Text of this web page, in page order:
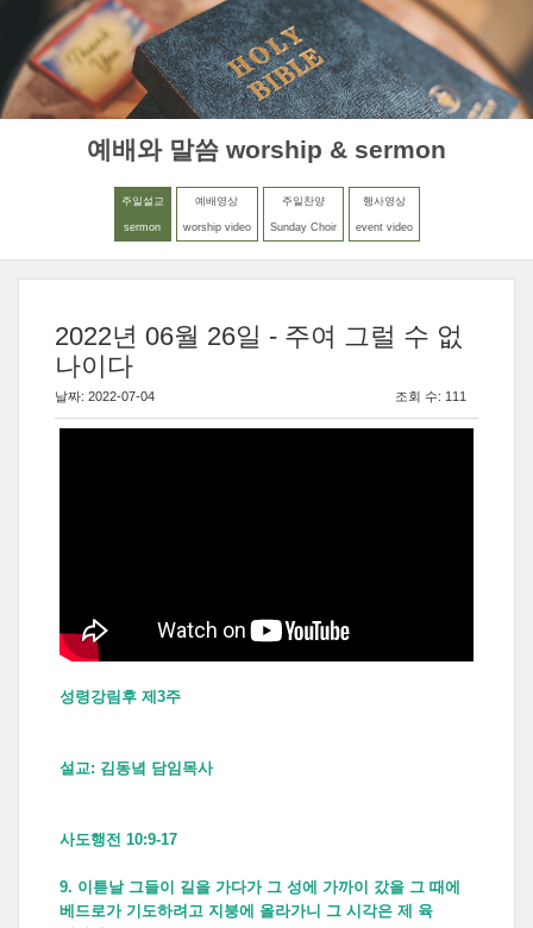
MENU LOGIN
예배와 말씀 worship & sermon
주일설교
sermon
예배영상
worship video
주일찬양
Sunday Choir
행사영상
event video
2022년 06월 26일 - 주여 그럴 수 없
나이다
날짜: 2022-07-04 조회 수: 111
성령강림후 제3주
설교: 김동녘 담임목사
사도행전 10:9-17
9. 이튿날 그들이 길을 가다가 그 성에 가까이 갔을 그 때에
베드로가 기도하려고 지붕에 올라가니 그 시각은 제 육